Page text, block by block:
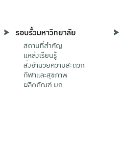
รอบรั้วมหาวิทยาลัย
สถานที่สำคัญ
แหล่งเรียนรู้
สิ่งอำนวยความสะดวก
กีฬาและสุขภาพ
ผลิตภัณฑ์ มก.